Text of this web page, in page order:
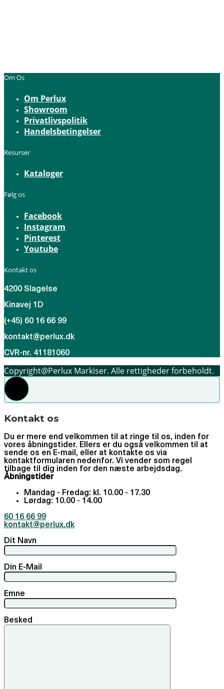
Om Os
Om Perlux
Showroom
Privatlivspolitik
Handelsbetingelser
Resurser
Kataloger
Følg os
Facebook
Instagram
Pinterest
Youtube
Kontakt os
4200 Slagelse
Kinavej 1D
(+45) 60 16 66 99
kontakt@perlux.dk
CVR-nr. 41181060
Copyright@Perlux Markiser. Alle rettigheder forbeholdt.
Kontakt os
Du er mere end velkommen til at ringe til os, inden for
vores åbningstider. Ellers er du også velkommen til at
sende os en E-mail, eller at kontakte os via
kontaktformularen nedenfor. Vi vender som regel
tilbage til dig inden for den næste arbejdsdag.
Åbningstider
Mandag - Fredag: kl. 10.00 - 17.30
Lørdag: 10.00 - 14.00
60 16 66 99
kontakt@perlux.dk
Dit Navn
Din E-Mail
Emne
Besked